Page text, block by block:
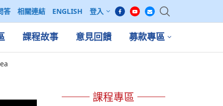
答 相關連結 ENGLISH 登入
課程故事 意見回饋 募款專區
課程專區